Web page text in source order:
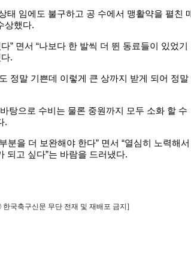
태 임에도 불구하고 공 수에서 맹활약을 펼친
상했다.
” 면서 “나보다 한 발씩 더 뛴 동료들이 있었기
.
정말 기쁜데 이렇게 큰 상까지 받게 되어 정말
탕으로 수비는 물론 중원까지 모두 소화 할 수
.
분을 더 보완해야 한다” 면서 “열심히 노력해서
되고 싶다”는 바람을 드러냈다.
국축구신문 무단 전재 및 재배포 금지]